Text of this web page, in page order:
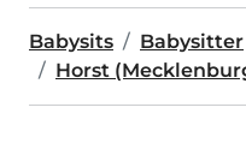
Babysits
Babysitter
Horst